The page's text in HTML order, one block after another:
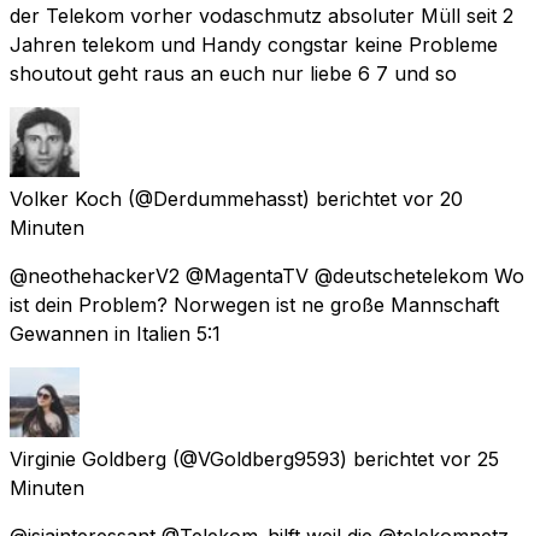
der Telekom vorher vodaschmutz absoluter Müll seit 2
Jahren telekom und Handy congstar keine Probleme
shoutout geht raus an euch nur liebe 6 7 und so
Volker Koch (@Derdummehasst) berichtet vor 20
Minuten
@neothehackerV2 @MagentaTV @deutschetelekom Wo
ist dein Problem? Norwegen ist ne große Mannschaft
Gewannen in Italien 5:1
Virginie Goldberg (@VGoldberg9593) berichtet vor 25
Minuten